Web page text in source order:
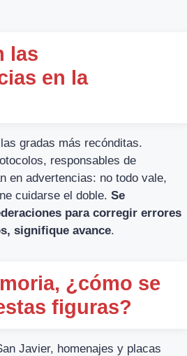
las
en la
gradas más recónditas.
responsables de
en advertencias: no todo vale,
cuidarse el doble. Se
para corregir errores
signifique avance.
¿cómo se
figuras?
Javier, homenajes y placas